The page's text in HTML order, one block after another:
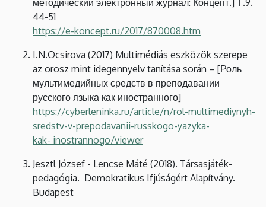
44-51
https://e-koncept.ru/2017/870008.htm
I.N.Ocsirova (2017) Multimédiás eszközök szerepe
az orosz mint idegennyelv tanítása során – [Роль
мультимедийных средств в преподавании
русского языка как иностранного]
https://cyberleninka.ru/article/n/rol-multimediynyh-
sredstv-v-prepodavanii-russkogo-yazyka-
kak- inostrannogo/viewer
Jesztl József - Lencse Máté (2018). Társasjáték-
pedagógia. Demokratikus Ifjúságért Alapítvány.
Budapest